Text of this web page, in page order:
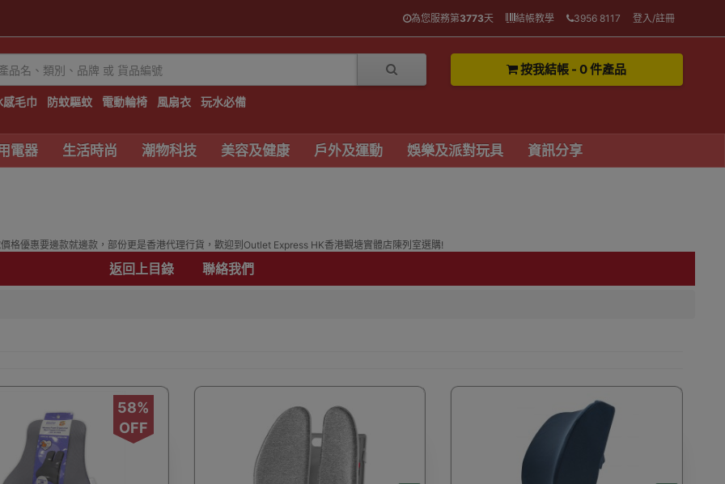
為您服務第3773天 結帳教學 3956 8117 登入/註冊
感毛巾 防蚊驅蚊 電動輪椅 風扇衣 玩水必備
按我結帳 - 0 件產品
電器 生活時尚 潮物科技 美容及健康 戶外及運動 娛樂及派對玩具 資訊分享
優惠要邊款就邊款，部份更是香港代理行貨，歡迎到Outlet Express HK香港觀塘實體店陳列室選購!
返回上目錄 聯絡我們
58%
OFF